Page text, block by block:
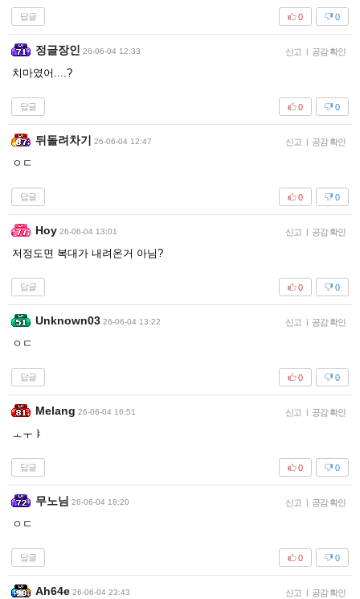
답글 0
0
정글장인 26-06-04 12:33 신고 | 공감 확인
치마였어....?
답글 0
0
뒤돌려차기 26-06-04 12:47 신고 | 공감 확인
ㅇㄷ
답글 0
0
Hoy 26-06-04 13:01 신고 | 공감 확인
저정도면 복대가 내려온거 아님?
답글 0
0
Unknown03 26-06-04 13:22 신고 | 공감 확인
ㅇㄷ
답글 0
0
Melang 26-06-04 16:51 신고 | 공감 확인
ㅗㅜㅑ
답글 0
0
무노님 26-06-04 18:20 신고 | 공감 확인
ㅇㄷ
답글 0
0
Ah64e 26-06-04 23:43 신고 | 공감 확인